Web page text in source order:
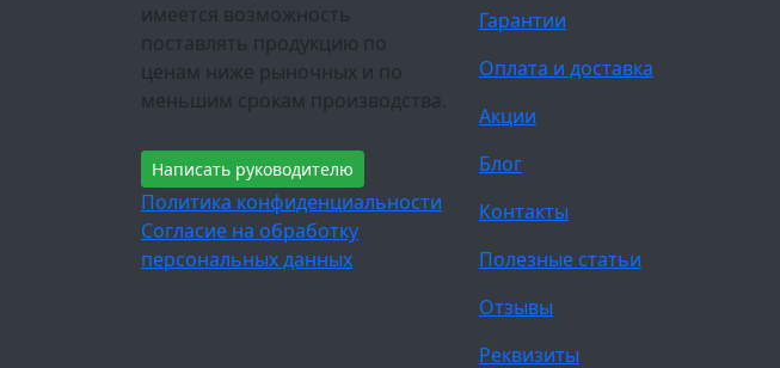
имеется возможность
поставлять продукцию по
ценам ниже рыночных и по
меньшим срокам производства.
Написать руководителю
Политика конфиденциальности
Согласие на обработку
персональных данных
Гарантии
Оплата и доставка
Акции
Блог
Контакты
Полезные статьи
Отзывы
Реквизиты